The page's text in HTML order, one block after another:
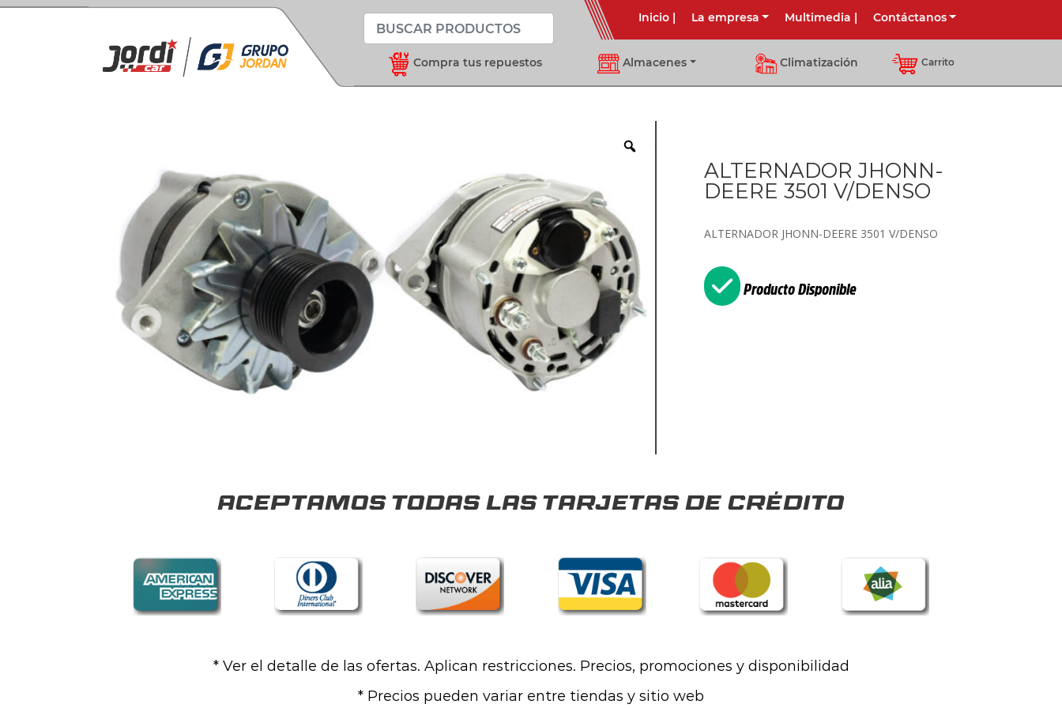
Inicio| La empresa Multimedia | Contáctanos
Compra tus repuestos Almacenes Climatización Carrito
ALTERNADOR JHONN-
DEERE 3501 V/DENSO
ALTERNADOR JHONN-DEERE 3501 V/DENSO
Producto Disponible
Aceptamos todas las tarjetas de crédito
* Ver el detalle de las ofertas. Aplican restricciones. Precios, promociones y disponibilidad
* Precios pueden variar entre tiendas y sitio web